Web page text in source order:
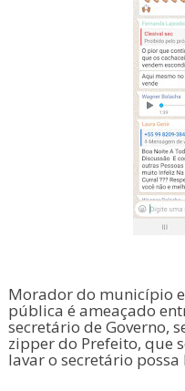
Morador do município
pública é ameaçado
secretário de Governo,
zipper do Prefeito, que
lavar o secretário